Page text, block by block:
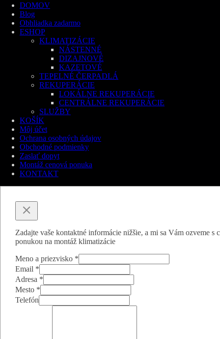
DOMOV
Blog
Obhliadka zadarmo
ESHOP
KLIMATIZÁCIE
NÁSTENNÉ
DIZAJNOVÉ
KAZETOVÉ
TEPELNÉ ČERPADLÁ
REKUPERÁCIE
LOKÁLNE REKUPERÁCIE
CENTRÁLNE REKUPERÁCIE
SLUŽBY
KOŠÍK
Môj účet
Ochrana osobných údajov
Obchodné podmienky
Zaslať dopyt
Montáž cenová ponuka
KONTAKT
Zadajte vaše kontaktné informácie nižšie, a mi sa Vám ozveme s
ponukou na montáž klimatizácie
Meno a priezvisko *
Email *
Adresa *
Mesto *
Telefón